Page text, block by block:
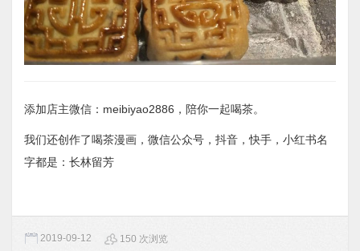
添加店主微信：meibiyao2886，陪你一起喝茶。
我们还创作了喝茶漫画，微信公众号，抖音，快手，小红书名
字都是：长林留芳
2019-09-12 150 次浏览